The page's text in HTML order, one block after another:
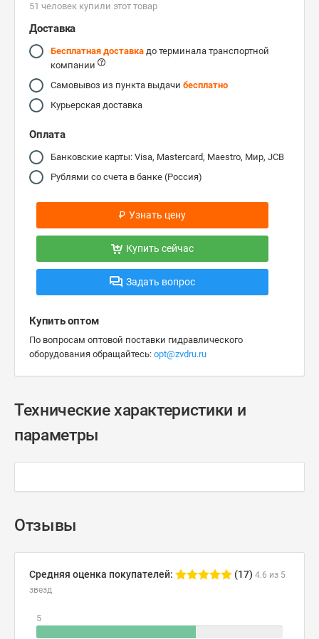
51 человек купили этот товар
Доставка
Бесплатная доставка до терминала транспортной
компании
Самовывоз из пункта выдачи бесплатно
Курьерская доставка
Оплата
Банковские карты: Visa, Mastercard, Maestro, Мир, JCB
Рублями со счета в банке (Россия)
₽ Узнать цену
Купить сейчас
Задать вопрос
Купить оптом
По вопросам оптовой поставки гидравлического
оборудования обращайтесь: opt@zvdru.ru
Технические характеристики и
параметры
Отзывы
Средняя оценка покупателей: (17) 4.6 из 5
звезд
5